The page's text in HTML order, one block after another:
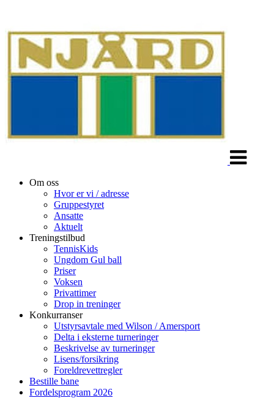
Om oss
Hvor er vi / adresse
Gruppestyret
Ansatte
Aktuelt
Treningstilbud
TennisKids
Ungdom Gul ball
Priser
Voksen
Privattimer
Drop in treninger
Konkurranser
Utstyrsavtale med Wilson / Amersport
Delta i eksterne turneringer
Beskrivelse av turneringer
Lisens/forsikring
Foreldrevettregler
Bestille bane
Fordelsprogram 2026